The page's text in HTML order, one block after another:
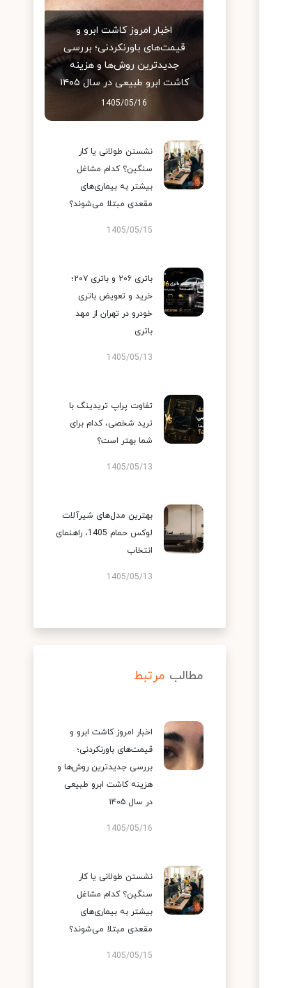
اخبار امروز کاشت ابرو و
قیمت‌های باورنکردنی؛ بررسی
جدیدترین روش‌ها و هزینه
کاشت ابرو طبیعی در سال ۱۴۰۵
1405/05/16
نشستن طولانی یا کار
سنگین؟ کدام مشاغل
بیشتر به بیماری‌های
مقعدی مبتلا می‌شوند؟
1405/05/15
باتری ۲۰۶ و باتری ۲۰۷؛
خرید و تعویض باتری
خودرو در تهران از مهد
باتری
1405/05/13
تفاوت پراپ تریدینگ با
ترید شخصی، کدام برای
شما بهتر است؟
1405/05/13
بهترین مدل‌های شیرآلات
لوکس حمام 1405، راهنمای
انتخاب
1405/05/13
مطالب مرتبط
اخبار امروز کاشت ابرو و
قیمت‌های باورنکردنی؛
بررسی جدیدترین روش‌ها و
هزینه کاشت ابرو طبیعی
در سال ۱۴۰۵
1405/05/16
نشستن طولانی یا کار
سنگین؟ کدام مشاغل
بیشتر به بیماری‌های
مقعدی مبتلا می‌شوند؟
1405/05/15